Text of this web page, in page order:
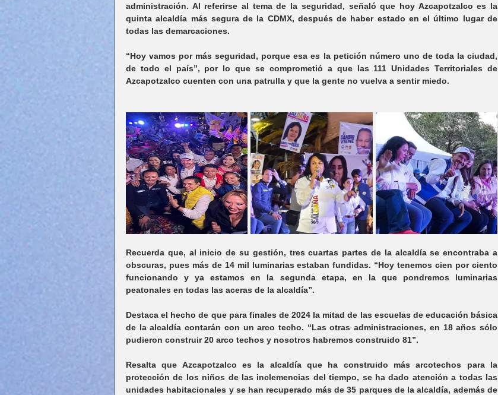
administración. Al referirse al tema de la seguridad, señaló que hoy Azcapotzalco es la
quinta alcaldía más segura de la CDMX, después de haber estado en el último lugar de
todas las demarcaciones.
“Hoy vamos por más seguridad, porque esa es la petición número uno de toda la ciudad,
de todo el país”, por lo que se comprometió a que las 111 Unidades Territoriales de
Azcapotzalco cuenten con una patrulla y que la gente no vuelva a sentir miedo.
Recuerda que, al inicio de su gestión, tres cuartas partes de la alcaldía se encontraba a
obscuras, pues más de 14 mil luminarias estaban fundidas. “Hoy tenemos cien por ciento
funcionando y ya estamos en la segunda etapa, en la que pondremos luminarias
peatonales en todas las aceras de la alcaldía”.
Destaca el hecho de que para finales de 2024 la mitad de las escuelas de educación básica
de la alcaldía contarán con un arco techo. “Las otras administraciones, en 18 años sólo
pudieron construir 20 arco techos y nosotros habremos construido 81”.
Resalta que Azcapotzalco es la alcaldía que ha construido más arcotechos para la
protección de los niños de las inclemencias del tiempo, se ha dado atención a todas las
unidades habitacionales y se han recuperado más de 35 parques de la alcaldía, además de